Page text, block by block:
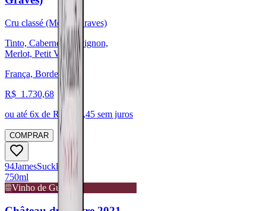
Cru classé (Médoc/Graves)
Tinto, Cabernet Sauvignon,
Merlot, Petit Verdot
França, Bordeaux
R$ 1.730,68
ou até 6x de R$ 288,45 sem juros
COMPRAR
94JamesSuckling
750ml
Vinho de Guarda